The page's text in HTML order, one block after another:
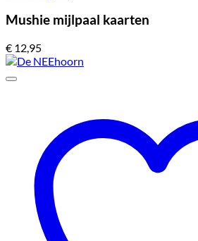
Mushie mijlpaal kaarten
€ 12,95